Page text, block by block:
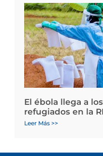
El ébola llega a
refugiados en la
Leer Más >>